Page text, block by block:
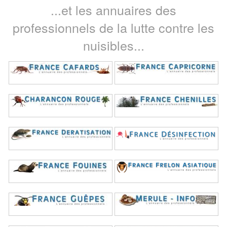
...et les annuaires des
professionnels de la lutte contre les
nuisibles...